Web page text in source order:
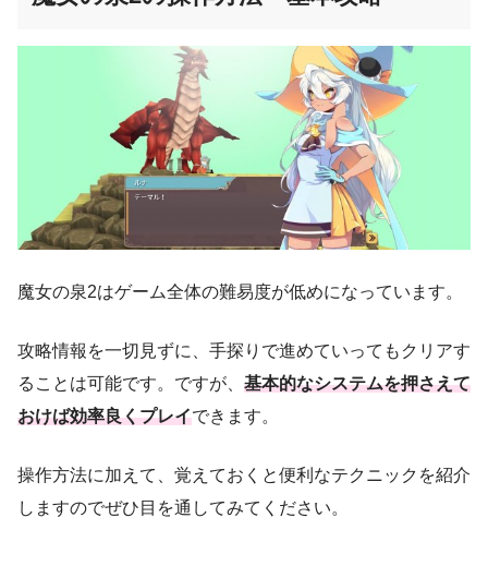
魔女の泉2はゲーム全体の難易度が低めになっています。
攻略情報を一切見ずに、手探りで進めていってもクリアす
ることは可能です。ですが、 基本的なシステムを押さえて
おけば効率良くプレイできます。
操作方法に加えて、覚えておくと便利なテクニックを紹介
しますのでぜひ目を通してみてください。